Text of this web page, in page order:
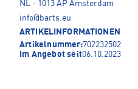
NL - 1013 AP Amsterdam
info@barts.eu
ARTIKELINFORMATIONEN
Artikelnummer:702232502
Im Angebot seit06.10.2023